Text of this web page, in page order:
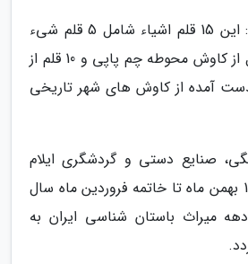
شنبه زاده توضیح داد: این 15 قلم اشیاء شامل 5 قلم شیء
تاریخی سفالی حاصل از کاوش محوطه چم پاپی و 10 قلم از
آمده از کاوش های شهر تاریخی
صنایع دستی و گردشگری ایلام
بیان کرد: این آثار از 12 بهمن ماه تا خاتمه فروردین ماه سال
آینده در نمایشگاه 4دهه میراث باستان شناسی ایران به